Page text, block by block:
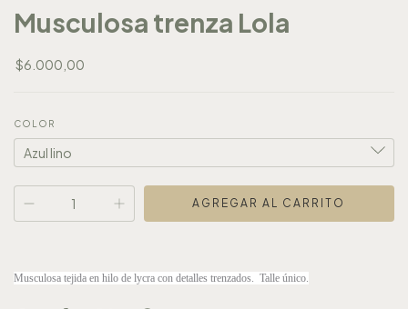
Musculosa trenza Lola
$6.000,00
COLOR
Musculosa tejida en hilo de lycra con detalles trenzados. Talle único.